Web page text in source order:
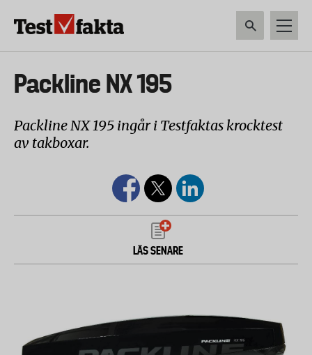
Huvudmeny
ny
Packline NX 195
Packline NX 195 ingår i Testfaktas krocktest
av takboxar.
LÄS SENARE